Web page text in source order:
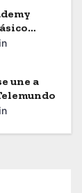
Tony-
une a